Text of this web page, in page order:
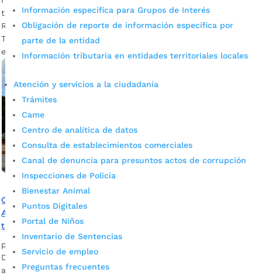
Información específica para Grupos de Interés
Obligación de reporte de información específica por
parte de la entidad
Información tributaria en entidades territoriales locales
Atención y servicios a la ciudadanía
Trámites
Came
Centro de analítica de datos
Consulta de establecimientos comerciales
Canal de denuncia para presuntos actos de corrupción
Inspecciones de Policía
Bienestar Animal
Puntos Digitales
Portal de Niños
Inventario de Sentencias
Servicio de empleo
Preguntas frecuentes
trabajo y la educación en casa. Descargue audio: Ana Leonor
Rueda Vivas, secretaria de Educación Bucaramanga
Teniendo en cuenta que desde este lunes 27 de julio y hasta
el domingo 9 de agosto 78 mil estudiantes […]
Con visitas a los barrios y un conversatorio virtual, la
Alcaldía de Bucaramanga conmemora la lucha contra la
trata de personas
por
Durante una semana, la Administración Municipal
adelantará diversas actividades para conmemorar este 30